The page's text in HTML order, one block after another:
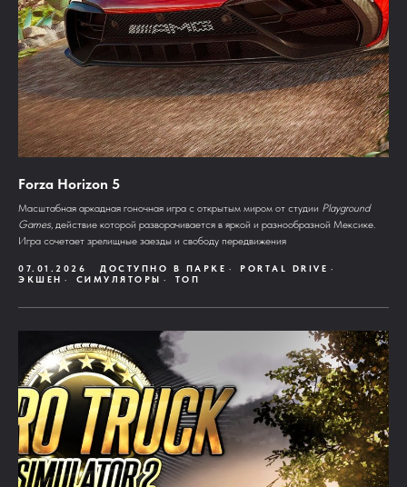
Forza Horizon 5
Масштабная аркадная гоночная игра с открытым миром от студии Playground
Games, действие которой разворачивается в яркой и разнообразной Мексике.
Игра сочетает зрелищные заезды и свободу передвижения
07.01.2026 ДОСТУПНО В ПАРКЕ
PORTAL DRIVE
ЭКШЕН
СИМУЛЯТОРЫ ТОП